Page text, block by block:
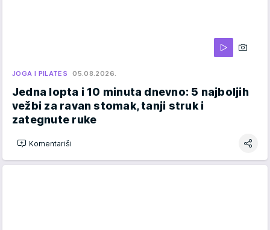
JOGA I PILATES 05.08.2026.
Jedna lopta i 10 minuta dnevno: 5 najboljih
vežbi za ravan stomak, tanji struk i
zategnute ruke
Komentariši